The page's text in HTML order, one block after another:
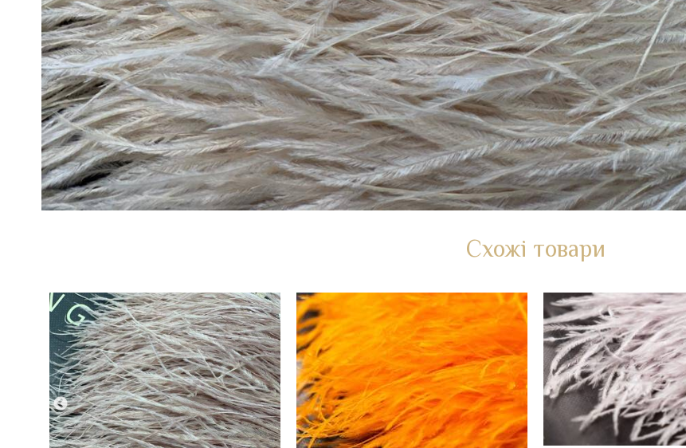
Схожі товари